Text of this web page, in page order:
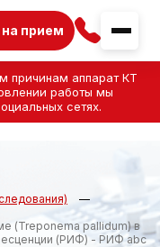
причинам аппарат КТ
работы мы
сетях.
прием
(Treponema pallidum) в
(РИФ) - РИФ abc